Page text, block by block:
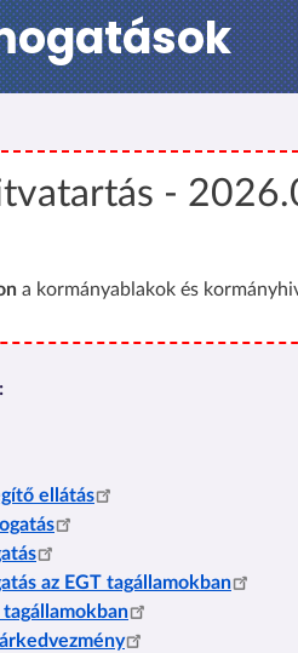
-
a kormányablakok és
ellátás
az EGT tagállamokban
tagállamokban